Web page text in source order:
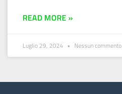
READ MORE »
Luglio 29, 2024 Nessun commento